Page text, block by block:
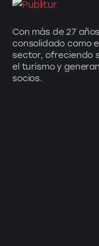
Con más de 27
consolidado como
sector, ofreciendo
el turismo y
socios.